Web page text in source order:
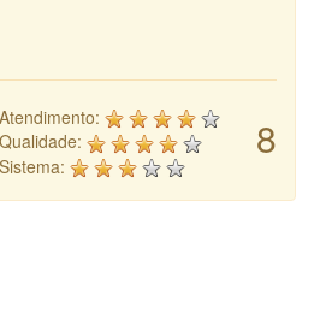
8
Atendimento:
Qualidade:
Sistema: